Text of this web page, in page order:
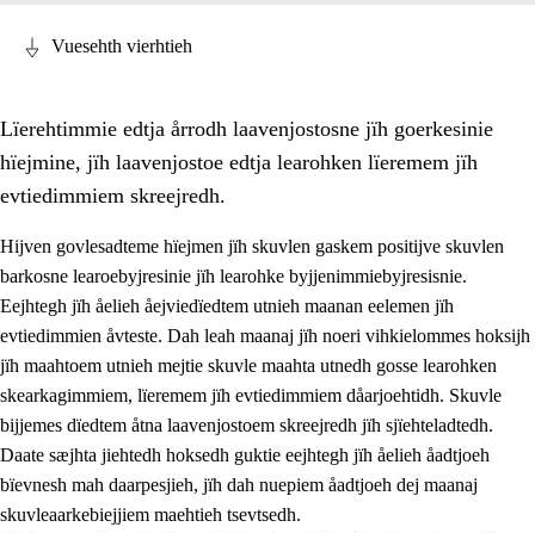
3. Prinsihph skuvlen rïektesisnie
3.1 Feerhmeles lïeremebyjrese
3.2 Ööhpehtimmie jïh sjïehtedamme lïerehtimmie
Vuesehth vierhtieh
Lïerehtimmie edtja årrodh laavenjostosne jïh goerkesinie
hïejmine, jïh laavenjostoe edtja learohken lïeremem jïh
evtiedimmiem skreejredh.
Hijven govlesadteme hïejmen jïh skuvlen gaskem positijve skuvlen
barkosne learoebyjresinie jïh learohke byjjenimmiebyjresisnie.
Eejhtegh jïh åelieh åejviedïedtem utnieh maanan eelemen jïh
evtiedimmien åvteste. Dah leah maanaj jïh noeri vihkielommes hoksijh
jïh maahtoem utnieh mejtie skuvle maahta utnedh gosse learohken
skearkagimmiem, lïeremem jïh evtiedimmiem dåarjoehtidh. Skuvle
bijjemes dïedtem åtna laavenjostoem skreejredh jïh sjïehteladtedh.
Daate sæjhta jiehtedh hoksedh guktie eejhtegh jïh åelieh åadtjoeh
bïevnesh mah daarpesjieh, jïh dah nuepiem åadtjoeh dej maanaj
skuvleaarkebiejjiem maehtieh tsevtsedh.